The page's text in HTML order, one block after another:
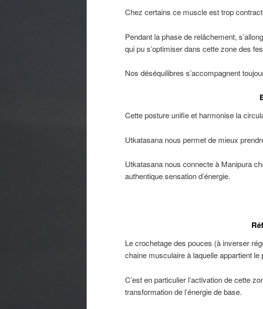
Chez certains ce muscle est trop
Pendant la phase de relâchement,
qui pu s’optimiser dans cette zone des
Nos déséquilibres s’accompagnent
Cette posture unifie et harmonise la
Utkatasana nous permet de mieux
Utkatasana nous connecte à Manipura
authentique sensation d’énergie.
Le crochetage des pouces (à inverser
chaine musculaire à laquelle appartient
C’est en particulier l’activation de cette
transformation de l’énergie de base.